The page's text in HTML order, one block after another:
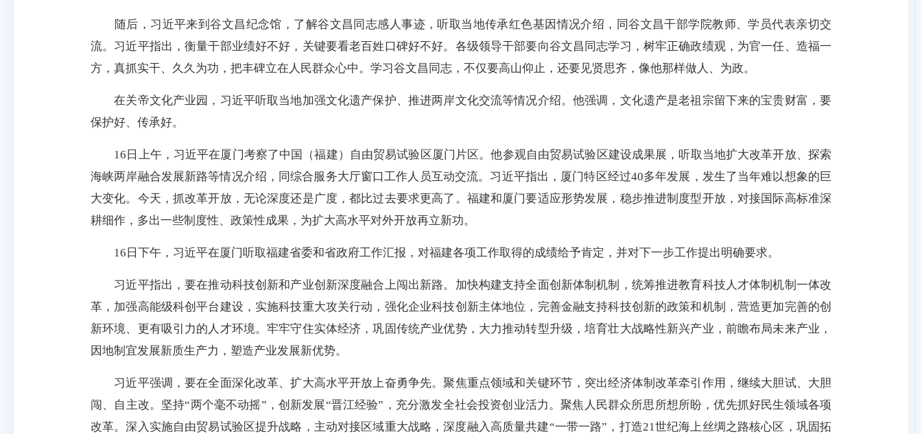
随后，习近平来到谷文昌纪念馆，了解谷文昌同志感人事迹，听取当地传承红色基因情况介绍，同谷文昌干部学院教师、学员代表亲切交
流。习近平指出，衡量干部业绩好不好，关键要看老百姓口碑好不好。各级领导干部要向谷文昌同志学习，树牢正确政绩观，为官一任、造福一
方，真抓实干、久久为功，把丰碑立在人民群众心中。学习谷文昌同志，不仅要高山仰止，还要见贤思齐，像他那样做人、为政。
在关帝文化产业园，习近平听取当地加强文化遗产保护、推进两岸文化交流等情况介绍。他强调，文化遗产是老祖宗留下来的宝贵财富，要
保护好、传承好。
16日上午，习近平在厦门考察了中国（福建）自由贸易试验区厦门片区。他参观自由贸易试验区建设成果展，听取当地扩大改革开放、探索
海峡两岸融合发展新路等情况介绍，同综合服务大厅窗口工作人员互动交流。习近平指出，厦门特区经过40多年发展，发生了当年难以想象的巨
大变化。今天，抓改革开放，无论深度还是广度，都比过去要求更高了。福建和厦门要适应形势发展，稳步推进制度型开放，对接国际高标准深
耕细作，多出一些制度性、政策性成果，为扩大高水平对外开放再立新功。
16日下午，习近平在厦门听取福建省委和省政府工作汇报，对福建各项工作取得的成绩给予肯定，并对下一步工作提出明确要求。
习近平指出，要在推动科技创新和产业创新深度融合上闯出新路。加快构建支持全面创新体制机制，统筹推进教育科技人才体制机制一体改
革，加强高能级科创平台建设，实施科技重大攻关行动，强化企业科技创新主体地位，完善金融支持科技创新的政策和机制，营造更加完善的创
新环境、更有吸引力的人才环境。牢牢守住实体经济，巩固传统产业优势，大力推动转型升级，培育壮大战略性新兴产业，前瞻布局未来产业，
因地制宜发展新质生产力，塑造产业发展新优势。
习近平强调，要在全面深化改革、扩大高水平开放上奋勇争先。聚焦重点领域和关键环节，突出经济体制改革牵引作用，继续大胆试、大胆
闯、自主改。坚持“两个毫不动摇”，创新发展“晋江经验”，充分激发全社会投资创业活力。聚焦人民群众所思所想所盼，优先抓好民生领域各项
改革。深入实施自由贸易试验区提升战略，主动对接区域重大战略，深度融入高质量共建“一带一路”，打造21世纪海上丝绸之路核心区，巩固拓